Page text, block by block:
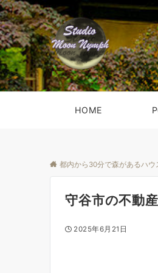
HOME
都内から30分で森があるハ
守谷市の不動
2025年6月21日